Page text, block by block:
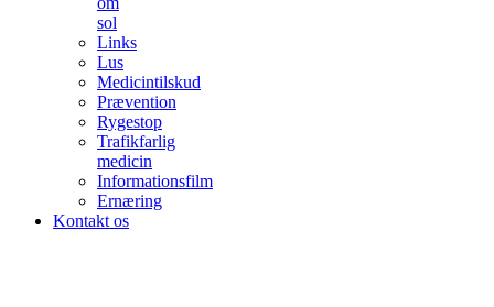
sol
Links
Lus
Medicintilskud
Prævention
Rygestop
Trafikfarlig
medicin
Informationsfilm
Ernæring
Kontakt os